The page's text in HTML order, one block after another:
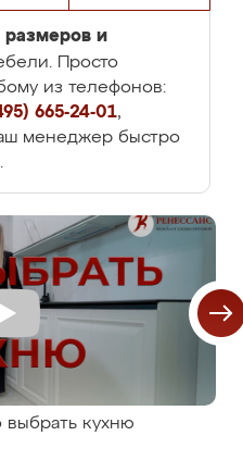
размеров и
Просто
из телефонов:
665-24-01,
менеджер быстро
выбрать кухню